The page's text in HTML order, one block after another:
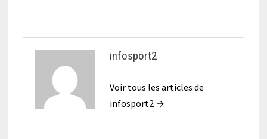
infosport2
Voir tous les articles de
infosport2 →